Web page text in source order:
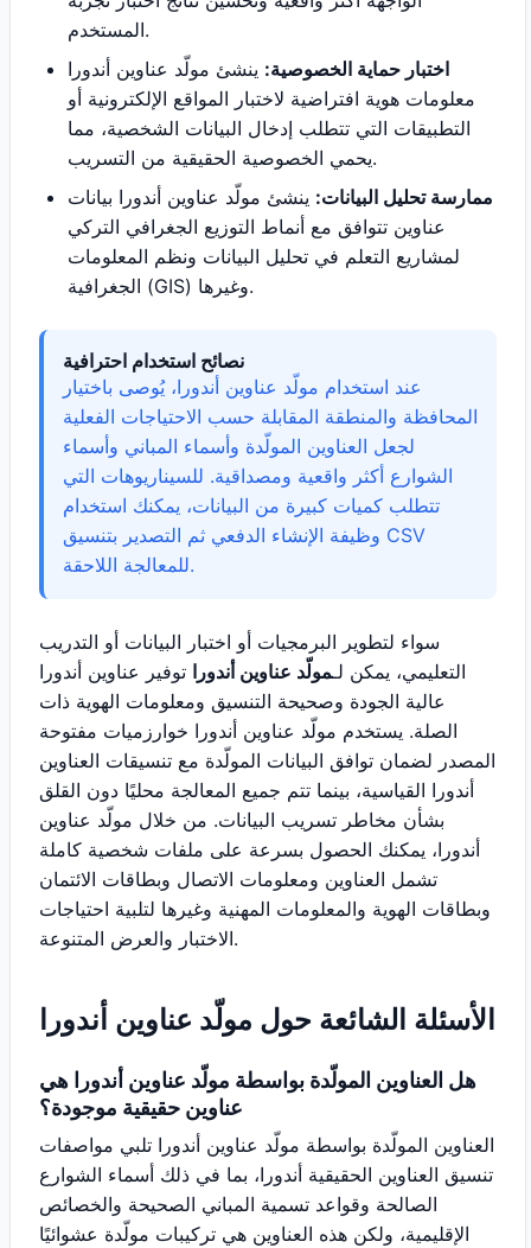
المستخدم.
اختبار حماية الخصوصية: ينشئ مولّد عناوين أندورا
معلومات هوية افتراضية لاختبار المواقع الإلكترونية أو
التطبيقات التي تتطلب إدخال البيانات الشخصية، مما
يحمي الخصوصية الحقيقية من التسريب.
ممارسة تحليل البيانات: ينشئ مولّد عناوين أندورا بيانات
عناوين تتوافق مع أنماط التوزيع الجغرافي التركي
لمشاريع التعلم في تحليل البيانات ونظم المعلومات
الجغرافية (GIS) وغيرها.
نصائح استخدام احترافية
عند استخدام مولّد عناوين أندورا، يُوصى باختيار
المحافظة والمنطقة المقابلة حسب الاحتياجات الفعلية
لجعل العناوين المولّدة وأسماء المباني وأسماء
الشوارع أكثر واقعية ومصداقية. للسيناريوهات التي
تتطلب كميات كبيرة من البيانات، يمكنك استخدام
وظيفة الإنشاء الدفعي ثم التصدير بتنسيق CSV
للمعالجة اللاحقة.
سواء لتطوير البرمجيات أو اختبار البيانات أو التدريب
التعليمي، يمكن لـمولّد عناوين أندورا توفير عناوين أندورا
عالية الجودة وصحيحة التنسيق ومعلومات الهوية ذات
الصلة. يستخدم مولّد عناوين أندورا خوارزميات مفتوحة
المصدر لضمان توافق البيانات المولّدة مع تنسيقات العناوين
أندورا القياسية، بينما تتم جميع المعالجة محليًا دون القلق
بشأن مخاطر تسريب البيانات. من خلال مولّد عناوين
أندورا، يمكنك الحصول بسرعة على ملفات شخصية كاملة
تشمل العناوين ومعلومات الاتصال وبطاقات الائتمان
وبطاقات الهوية والمعلومات المهنية وغيرها لتلبية احتياجات
الاختبار والعرض المتنوعة.
الأسئلة الشائعة حول مولّد عناوين أندورا
هل العناوين المولّدة بواسطة مولّد عناوين أندورا هي
عناوين حقيقية موجودة؟
العناوين المولّدة بواسطة مولّد عناوين أندورا تلبي مواصفات
تنسيق العناوين الحقيقية أندورا، بما في ذلك أسماء الشوارع
الصالحة وقواعد تسمية المباني الصحيحة والخصائص
الإقليمية، ولكن هذه العناوين هي تركيبات مولّدة عشوائيًا